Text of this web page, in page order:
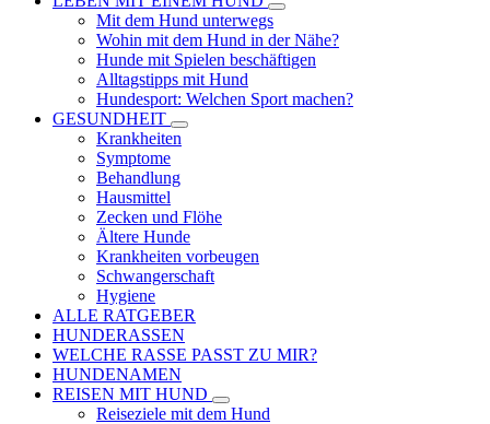
Mit dem Hund unterwegs
Wohin mit dem Hund in der Nähe?
Hunde mit Spielen beschäftigen
Alltagstipps mit Hund
Hundesport: Welchen Sport machen?
GESUNDHEIT
Krankheiten
Symptome
Behandlung
Hausmittel
Zecken und Flöhe
Ältere Hunde
Krankheiten vorbeugen
Schwangerschaft
Hygiene
ALLE RATGEBER
HUNDERASSEN
WELCHE RASSE PASST ZU MIR?
HUNDENAMEN
REISEN MIT HUND
Reiseziele mit dem Hund